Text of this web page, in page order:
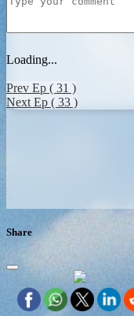
Loading...
Prev Ep ( 31 )
Next Ep ( 33 )
Share